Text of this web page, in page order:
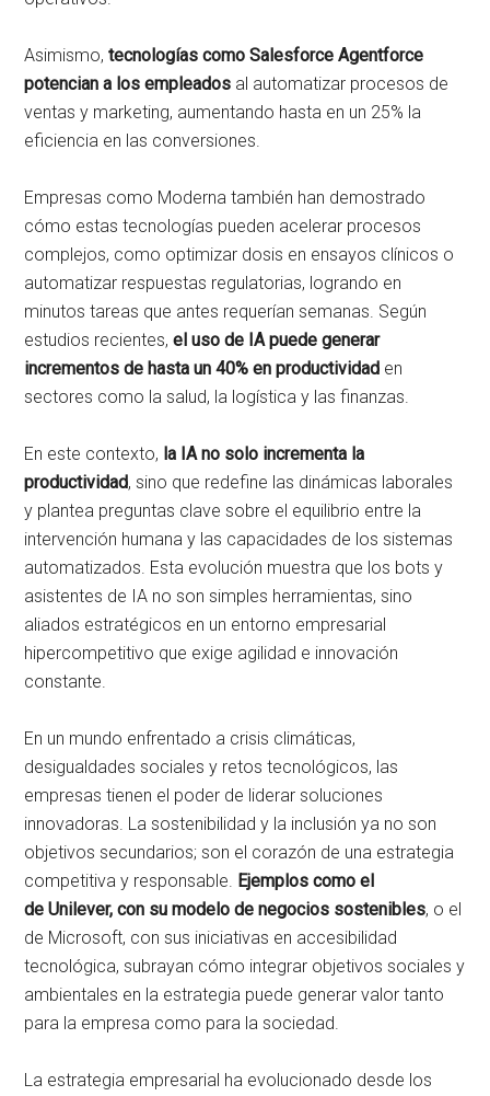
Asimismo,tecnologías como Salesforce Agentforce
potencian a los empleados al automatizar procesos de
ventas y marketing, aumentando hasta en un 25% la
eficiencia en las conversiones.
Empresas como Moderna también han demostrado
cómo estas tecnologías pueden acelerar procesos
complejos, como optimizar dosis en ensayos clínicos o
automatizar respuestas regulatorias, logrando en
minutos tareas que antes requerían semanas. Según
estudios recientes,el uso de IA puede generar
incrementos de hasta un 40% en productividad en
sectores como la salud, la logística y las finanzas.
En este contexto, la IA no solo incrementa la
productividad, sino que redefine las dinámicas laborales
y plantea preguntas clave sobre el equilibrio entre la
intervención humana y las capacidades de los sistemas
automatizados. Esta evolución muestra que los bots y
asistentes de IA no son simples herramientas, sino
aliados estratégicos en un entorno empresarial
hipercompetitivo que exige agilidad e innovación
constante.
En un mundo enfrentado a crisis climáticas,
desigualdades sociales y retos tecnológicos, las
empresas tienen el poder de liderar soluciones
innovadoras. La sostenibilidad y la inclusión ya no son
objetivos secundarios; son el corazón de una estrategia
competitiva y responsable. Ejemplos como el
de Unilever, con su modelo de negocios sostenibles, o el
de Microsoft, con sus iniciativas en accesibilidad
tecnológica, subrayan cómo integrar objetivos sociales y
ambientales en la estrategia puede generar valor tanto
para la empresa como para la sociedad.
La estrategia empresarial ha evolucionado desde los